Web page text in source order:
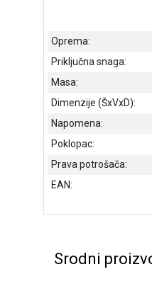
Oprema:
Priključna snaga:
Masa:
Dimenzije (ŠxVxD):
Napomena:
Poklopac:
Prava potrošača:
EAN:
Srodni